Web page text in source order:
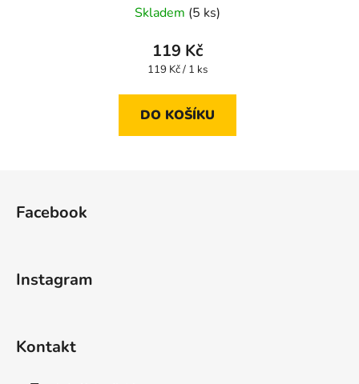
Skladem (5 ks)
119 Kč
Měrná
119 Kč / 1 ks
DO KOŠÍKU
Facebook
Instagram
Kontakt